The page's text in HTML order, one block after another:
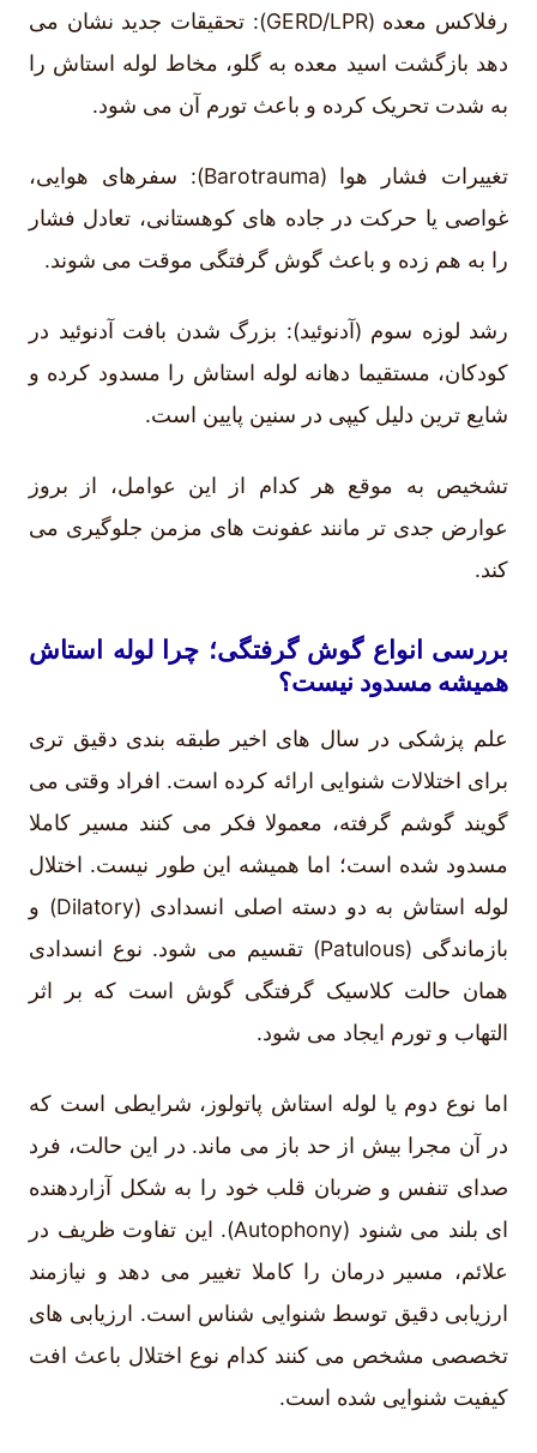
رفلاکس معده (GERD/LPR): تحقیقات جدید نشان می
دهد بازگشت اسید معده به گلو، مخاط لوله استاش را
به شدت تحریک کرده و باعث تورم آن می شود.
تغییرات فشار هوا (Barotrauma): سفرهای هوایی،
غواصی یا حرکت در جاده های کوهستانی، تعادل فشار
را به هم زده و باعث گوش گرفتگی موقت می شوند.
رشد لوزه سوم (آدنوئید): بزرگ شدن بافت آدنوئید در
کودکان، مستقیما دهانه لوله استاش را مسدود کرده و
شایع ترین دلیل کیپی در سنین پایین است.
تشخیص به موقع هر کدام از این عوامل، از بروز
عوارض جدی تر مانند عفونت های مزمن جلوگیری می
کند.
بررسی انواع گوش گرفتگی؛ چرا لوله استاش
همیشه مسدود نیست؟
علم پزشکی در سال های اخیر طبقه بندی دقیق تری
برای اختلالات شنوایی ارائه کرده است. افراد وقتی می
گویند گوشم گرفته، معمولا فکر می کنند مسیر کاملا
مسدود شده است؛ اما همیشه این طور نیست. اختلال
لوله استاش به دو دسته اصلی انسدادی (Dilatory) و
بازماندگی (Patulous) تقسیم می شود. نوع انسدادی
همان حالت کلاسیک گرفتگی گوش است که بر اثر
التهاب و تورم ایجاد می شود.
اما نوع دوم یا لوله استاش پاتولوز، شرایطی است که
در آن مجرا بیش از حد باز می ماند. در این حالت، فرد
صدای تنفس و ضربان قلب خود را به شکل آزاردهنده
ای بلند می شنود (Autophony). این تفاوت ظریف در
علائم، مسیر درمان را کاملا تغییر می دهد و نیازمند
ارزیابی دقیق توسط شنوایی شناس است. ارزیابی های
تخصصی مشخص می کنند کدام نوع اختلال باعث افت
کیفیت شنوایی شده است.